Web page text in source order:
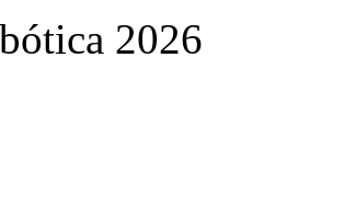
2026